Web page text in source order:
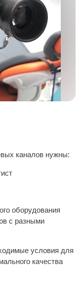
каналов нужны:
оборудования
с разными
условия для
качества